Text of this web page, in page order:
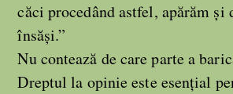
căci procedând astfel, apărăm și
însăși.”
Nu contează de care parte a
Dreptul la opinie este esențial